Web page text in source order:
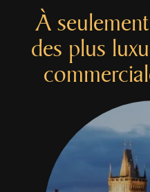
À
des plus